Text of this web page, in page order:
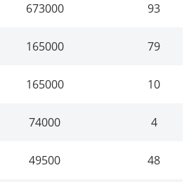
673000 93
165000 79
165000 10
74000 4
49500 48